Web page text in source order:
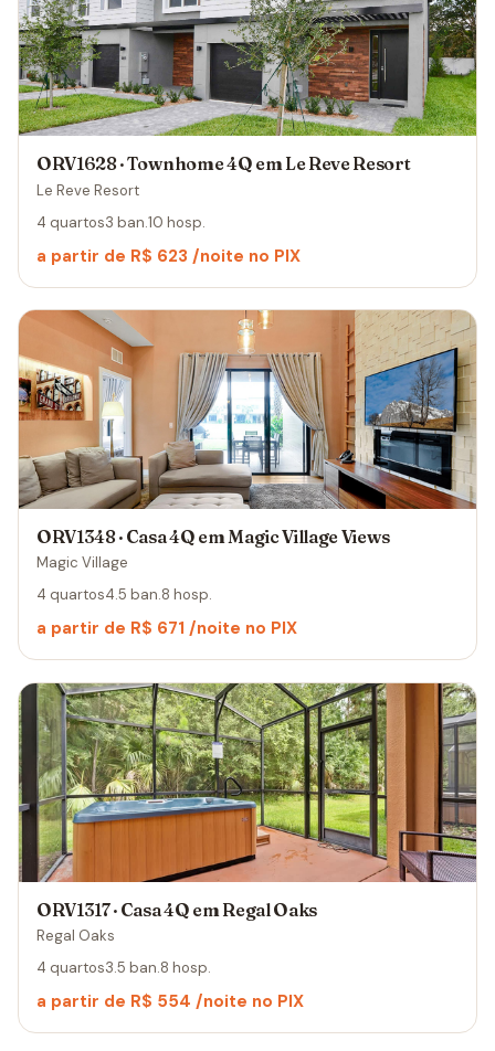
ORV1628 · Townhome 4Q em Le Reve Resort
Le Reve Resort
4 quartos3 ban.10 hosp.
a partir de R$ 623 /noite no PIX
ORV1348 · Casa 4Q em Magic Village Views
Magic Village
4 quartos4.5 ban.8 hosp.
a partir de R$ 671 /noite no PIX
ORV1317 · Casa 4Q em Regal Oaks
Regal Oaks
4 quartos3.5 ban.8 hosp.
a partir de R$ 554 /noite no PIX